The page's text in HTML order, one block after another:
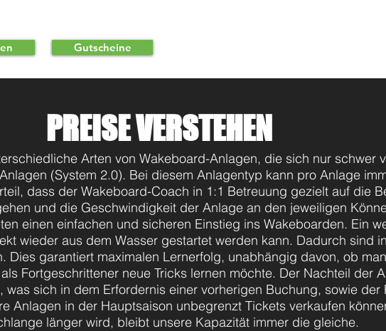
Gutscheine
PREISE VERSTEHEN
Arten von Wakeboard-Anlagen, die sich nur schwer
(System 2.0). Bei diesem Anlagentyp kann pro Anlage
dass der Wakeboard-Coach in 1:1 Betreuung gezielt auf die
und die Geschwindigkeit der Anlage an den jeweiligen
einen einfachen und sicheren Einstieg ins Wakeboarden. Ein
wieder aus dem Wasser gestartet werden kann. Dadurch sind
Dies garantiert maximalen Lernerfolg, unabhängig davon, ob
Fortgeschrittener neue Tricks lernen möchte. Der Nachteil der
was sich in dem Erfordernis einer vorherigen Buchung, sowie der
Anlagen in der Hauptsaison unbegrenzt Tickets verkaufen
länger wird, bleibt unsere Kapazität immer die gleiche.